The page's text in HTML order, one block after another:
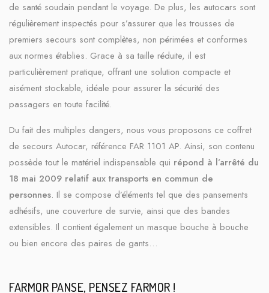
de santé soudain pendant le voyage. De plus, les autocars sont
régulièrement inspectés pour s’assurer que les trousses de
premiers secours sont complètes, non périmées et conformes
aux normes établies. Grace à sa taille réduite, il est
particulièrement pratique, offrant une solution compacte et
aisément stockable, idéale pour assurer la sécurité des
passagers en toute facilité.
Du fait des multiples dangers, nous vous proposons ce coffret
de secours Autocar, référence FAR 1101 AP. Ainsi, son contenu
possède tout le matériel indispensable qui répond à l’arrêté du
18 mai 2009 relatif aux transports en commun de
personnes. Il se compose d’éléments tel que des pansements
adhésifs, une couverture de survie, ainsi que des bandes
extensibles. Il contient également un masque bouche à bouche
ou bien encore des paires de gants…
FARMOR PANSE, PENSEZ FARMOR !